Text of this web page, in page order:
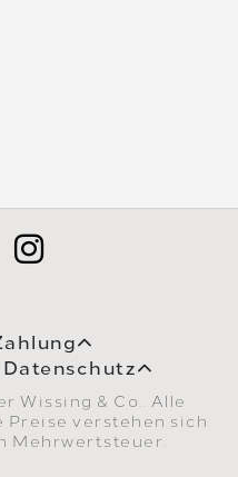
Wissing & Co.. Alle
Preise verstehen sich
Mehrwertsteuer.